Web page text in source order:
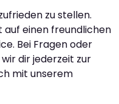
zu stellen.
auf einen freundlichen
Bei Fragen oder
dir jederzeit zur
mit unserem